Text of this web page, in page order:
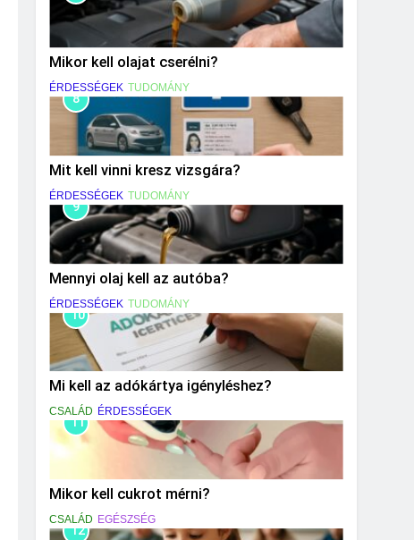
Mikor kell olajat cserélni?
ÉRDESSÉGEK TUDOMÁNY
8
Mit kell vinni kresz vizsgára?
ÉRDESSÉGEK TUDOMÁNY
9
Mennyi olaj kell az autóba?
ÉRDESSÉGEK TUDOMÁNY
10
Mi kell az adókártya igényléshez?
CSALÁD ÉRDESSÉGEK
11
Mikor kell cukrot mérni?
CSALÁD EGÉSZSÉG
12